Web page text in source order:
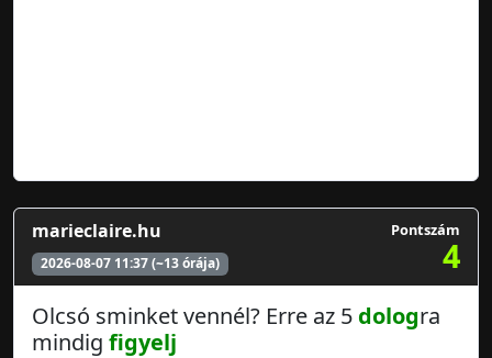
marieclaire.hu
2026-08-07 11:37 (~13 órája)
Pontszám
4
Olcsó sminket vennél? Erre az 5 dologra
mindig figyelj